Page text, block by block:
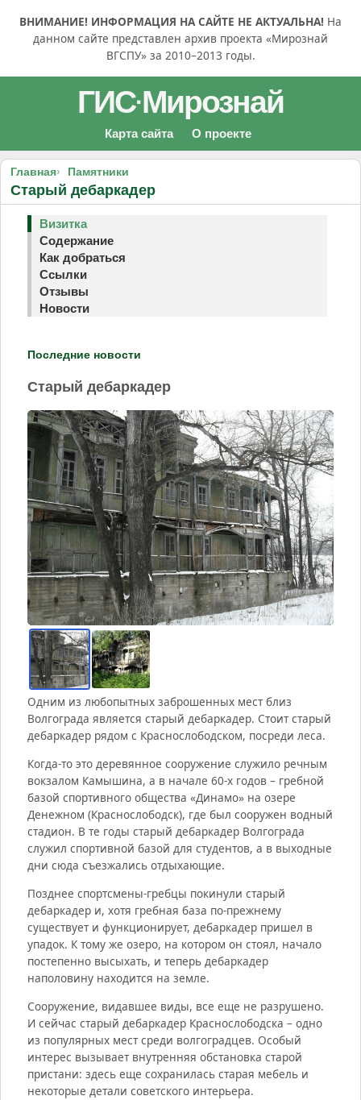
ВНИМАНИЕ! ИНФОРМАЦИЯ НА САЙТЕ НЕ АКТУАЛЬНА! На
данном сайте представлен архив проекта «Мирознай
ВГСПУ» за 2010–2013 годы.
ГИС·Мирознай
Карта сайта О проекте
Главная Памятники
Старый дебаркадер
Визитка
Содержание
Как добраться
Ссылки
Отзывы
Новости
Последние новости
Старый дебаркадер
Одним из любопытных заброшенных мест близ
Волгограда является старый дебаркадер. Стоит старый
дебаркадер рядом с Краснослободском, посреди леса.
Когда-то это деревянное сооружение служило речным
вокзалом Камышина, а в начале 60-х годов – гребной
базой спортивного общества «Динамо» на озере
Денежном (Краснослободск), где был сооружен водный
стадион. В те годы старый дебаркадер Волгограда
служил спортивной базой для студентов, а в выходные
дни сюда съезжались отдыхающие.
Позднее спортсмены-гребцы покинули старый
дебаркадер и, хотя гребная база по-прежнему
существует и функционирует, дебаркадер пришел в
упадок. К тому же озеро, на котором он стоял, начало
постепенно высыхать, и теперь дебаркадер
наполовину находится на земле.
Сооружение, видавшее виды, все еще не разрушено.
И сейчас старый дебаркадер Краснослободска – одно
из популярных мест среди волгоградцев. Особый
интерес вызывает внутренняя обстановка старой
пристани: здесь еще сохранилась старая мебель и
некоторые детали советского интерьера.